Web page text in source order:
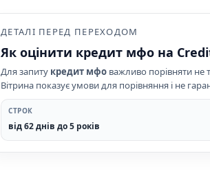
ДЕТАЛІ ПЕРЕД ПЕРЕХОДОМ
Як оцінити кредит мфо на
Для запиту кредит мфо важливо порівняти не
Вітрина показує умови для порівняння і не
СТРОК
від 62 днів до 5 років